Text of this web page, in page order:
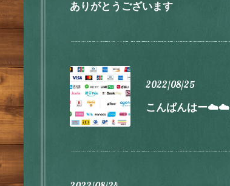
ありがとうございます
2022/08/25
こんばんはー☁️☁️